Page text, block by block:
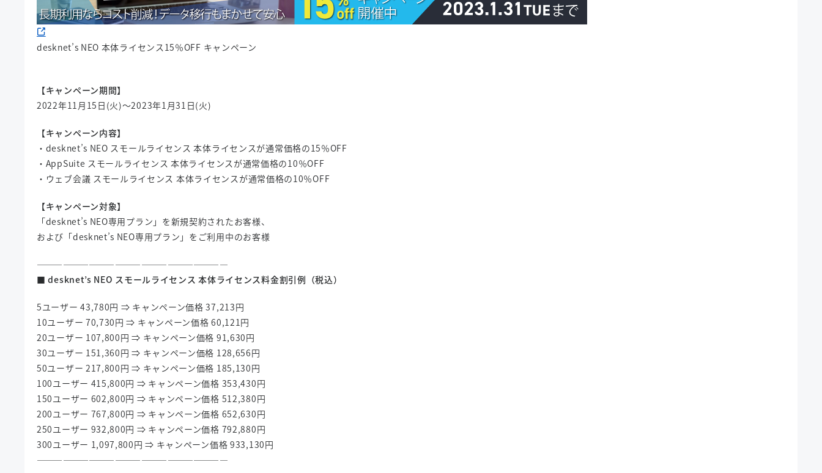
desknet’s NEO 本体ライセンス15％OFF キャンペーン
【キャンペーン期間】
2022年11月15日(火)～2023年1月31日(火)
【キャンペーン内容】
・desknet’s NEO スモールライセンス 本体ライセンスが通常価格の15％OFF
・AppSuite スモールライセンス 本体ライセンスが通常価格の10％OFF
・ウェブ会議 スモールライセンス 本体ライセンスが通常価格の10％OFF
【キャンペーン対象】
「desknet’s NEO専用プラン」を新規契約されたお客様、
および「desknet’s NEO専用プラン」をご利用中のお客様
——————————————————————
■ desknet’s NEO スモールライセンス 本体ライセンス料金割引例（税込）
5ユーザー 43,780円 ⇒ キャンペーン価格 37,213円
10ユーザー 70,730円 ⇒ キャンペーン価格 60,121円
20ユーザー 107,800円 ⇒ キャンペーン価格 91,630円
30ユーザー 151,360円 ⇒ キャンペーン価格 128,656円
50ユーザー 217,800円 ⇒ キャンペーン価格 185,130円
100ユーザー 415,800円 ⇒ キャンペーン価格 353,430円
150ユーザー 602,800円 ⇒ キャンペーン価格 512,380円
200ユーザー 767,800円 ⇒ キャンペーン価格 652,630円
250ユーザー 932,800円 ⇒ キャンペーン価格 792,880円
300ユーザー 1,097,800円 ⇒ キャンペーン価格 933,130円
——————————————————————